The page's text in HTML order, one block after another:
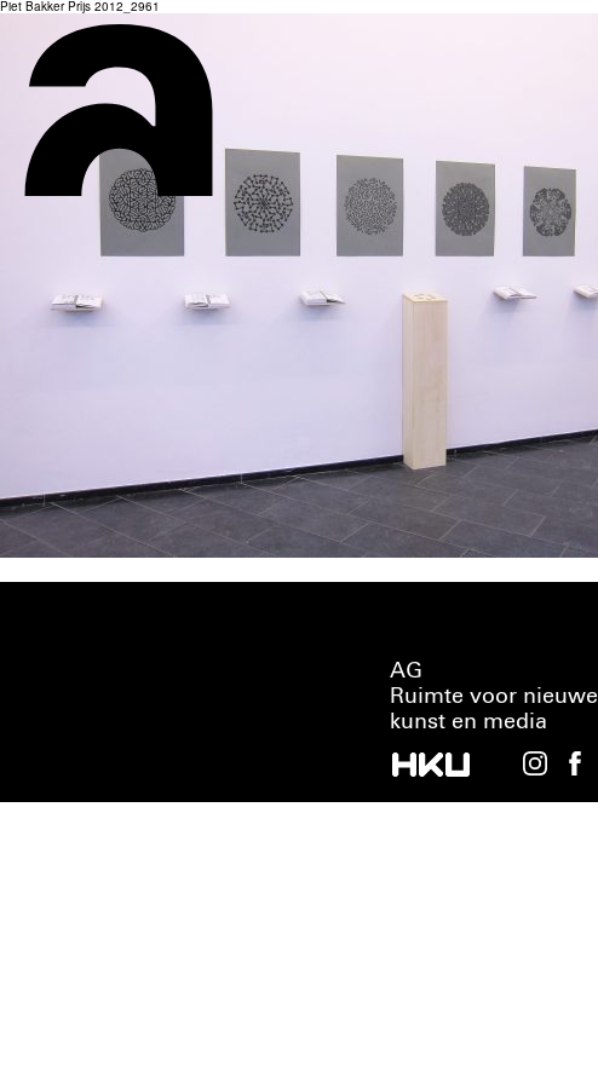
Piet Bakker Prijs 2012_2961
AG
Ruimte voor nieuwe
kunst en media